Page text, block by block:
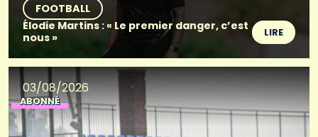
FOOTBALL
Élodie Martins : « Le premier danger, c’est
nous »
LIRE
03/08/2026
ABONNÉ